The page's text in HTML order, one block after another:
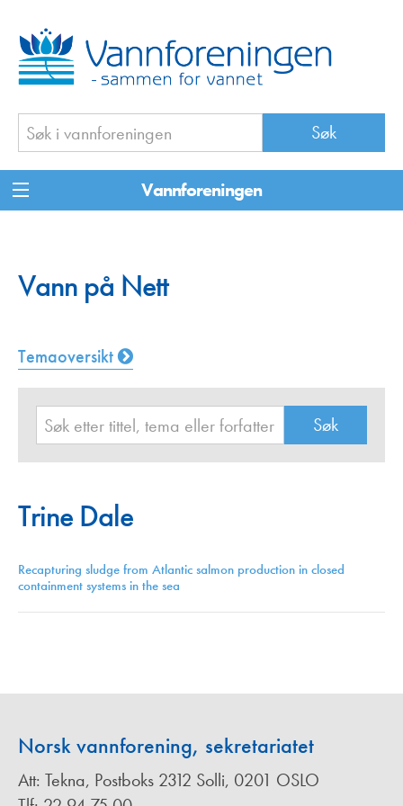
Vannforeningen
Vann på Nett
Temaoversikt
Trine Dale
Recapturing sludge from Atlantic salmon production in closed
containment systems in the sea
Norsk vannforening, sekretariatet
Att: Tekna, Postboks 2312 Solli, 0201 OSLO